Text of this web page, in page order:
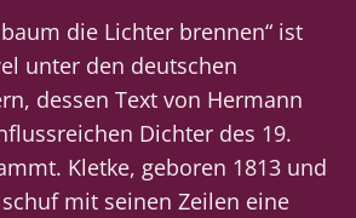
die Lichter brennen“ ist
unter den deutschen
dessen Text von Hermann
Dichter des 19.
Kletke, geboren 1813 und
mit seinen Zeilen eine